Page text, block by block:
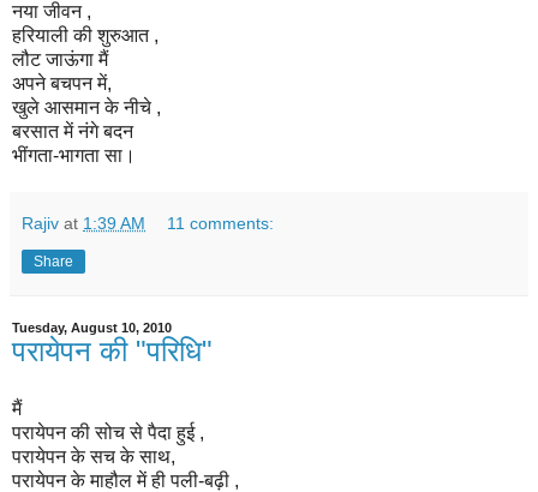
नया जीवन ,
हरियाली की शुरुआत ,
लौट जाऊंगा मैं
अपने बचपन में,
खुले आसमान के नीचे ,
बरसात में नंगे बदन
भींगता-भागता सा।
Rajiv at 1:39 AM 11 comments:
Share
Tuesday, August 10, 2010
परायेपन की "परिधि"
मैं
परायेपन की सोच से पैदा हुई ,
परायेपन के सच के साथ,
परायेपन के माहौल में ही पली-बढ़ी ,